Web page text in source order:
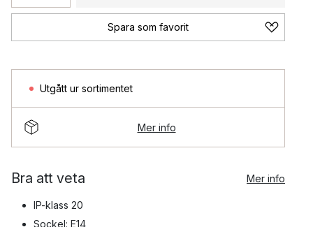
Spara som favorit
Utgått ur sortimentet
Mer info
Bra att veta Mer info
IP-klass 20
Sockel: E14